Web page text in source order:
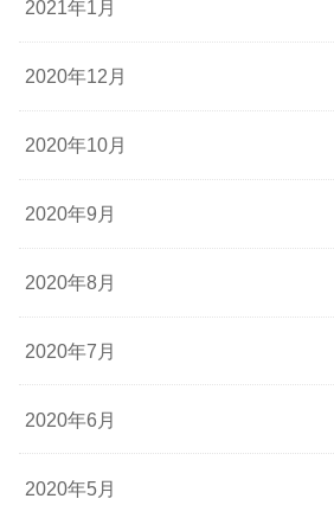
2021年1月
2020年12月
2020年10月
2020年9月
2020年8月
2020年7月
2020年6月
2020年5月